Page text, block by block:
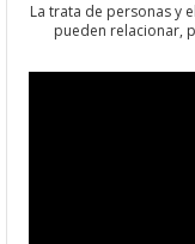
La trata de personas y
pueden relacionar,